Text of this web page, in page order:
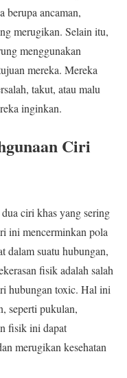
berupa ancaman,
merugikan. Selain itu,
menggunakan
mereka. Mereka
takut, atau malu
inginkan.
Ciri
ciri khas yang sering
ini mencerminkan pola
dalam suatu hubungan,
fisik adalah salah
hubungan toxic. Hal ini
seperti pukulan,
fisik ini dapat
merugikan kesehatan